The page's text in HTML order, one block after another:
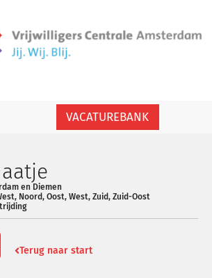
VACATUREBANK
en Diemen
, Noord, Oost, West, Zuid, Zuid-Oost
Terug naar start